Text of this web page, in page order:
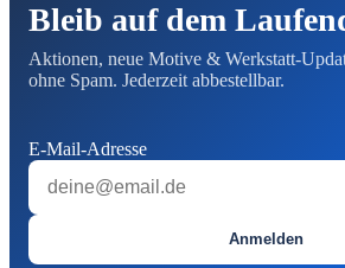
Bleib auf dem
Aktionen, neue Motive & Werkstatt-
ohne Spam. Jederzeit abbestellbar.
E-Mail-Adresse
Anmelden